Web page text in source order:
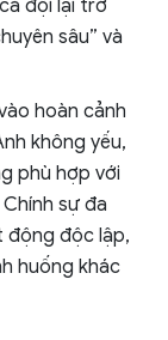
đội lại trở
sâu” và
hoàn cảnh
không yếu,
phù hợp với
sự đa
động độc lập,
huống khác